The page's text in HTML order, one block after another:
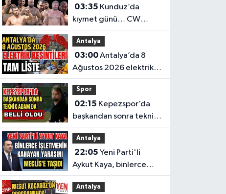
03:35
kıymet günü… CW
Enerji Yağlı Güreş
Ligi’nin 6. Etabı öncesi
nefesler tutuldu
Antalya
03:00Antalya’da 8
Ağustos 2026 elektrik
kesintilerinin tam listesi
Spor
02:15
başkandan sonra teknik
adam da belli oldu
Antalya
22:05
Aykut Kaya, binlerce
işletmenin kanayan
yarasını Meclis'e taşıdı
Antalya